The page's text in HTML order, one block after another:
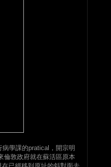
學課的pratical，開宗明
倫敦政府就在蘇活區原本